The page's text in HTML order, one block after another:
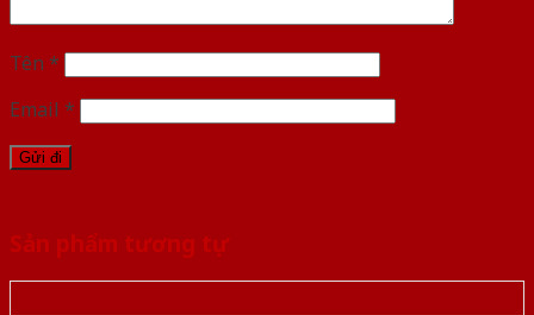
Tên *
Email *
Sản phẩm tương tự